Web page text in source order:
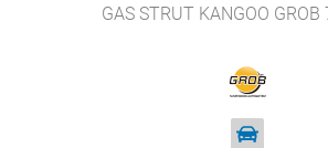
GAS STRUT KANGOO